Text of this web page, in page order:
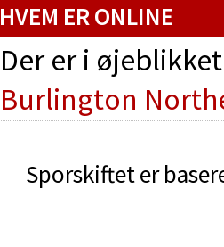
HVEM ER ONLINE
Der er i
Burlington
Sporskiftet er